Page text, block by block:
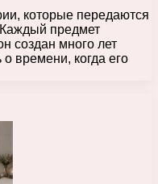
которые передаются
предмет
создан много лет
о времени, когда его